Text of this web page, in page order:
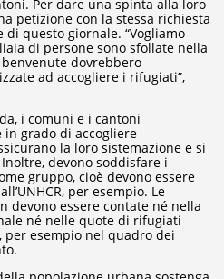
Per dare una spinta alla loro
petizione con la stessa richiesta
questo giornale. “Vogliamo
di persone sono sfollate nella
dovrebbero
ad accogliere i rifugiati”,
i comuni e i cantoni
grado di accogliere
la loro sistemazione e si
devono soddisfare i
gruppo, cioè devono essere
per esempio. Le
devono essere contate né nella
né nelle quote di rifugiati
per esempio nel quadro dei